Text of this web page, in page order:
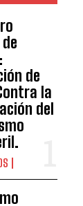
de
la
del